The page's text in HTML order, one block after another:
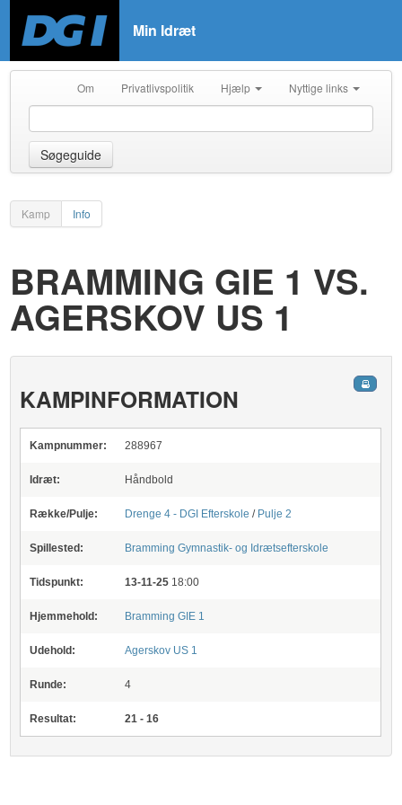
Min Idræt
Om Privatlivspolitik Hjælp Nyttige links
Søgeguide
Kamp Info
BRAMMING GIE 1 VS.
AGERSKOV US 1
KAMPINFORMATION
Kampnummer: 288967
Idræt: Håndbold
Række/Pulje: Drenge 4 - DGI Efterskole / Pulje 2
Spillested: Bramming Gymnastik- og Idrætsefterskole
Tidspunkt: 13-11-25 18:00
Hjemmehold: Bramming GIE 1
Udehold: Agerskov US 1
Runde: 4
Resultat: 21 - 16